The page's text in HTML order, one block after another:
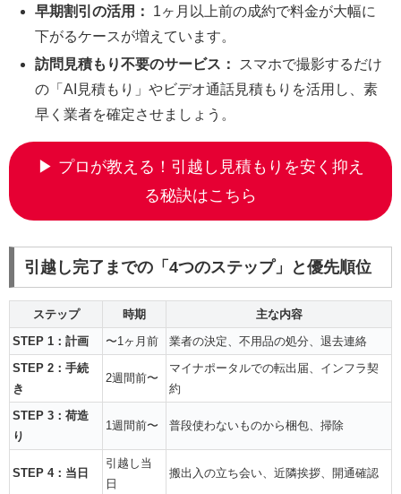
早期割引の活用：
1ヶ月以上前の成約で料金が大幅に
下がるケースが増えています。
訪問見積もり不要のサービス：
スマホで撮影するだけ
の「AI見積もり」やビデオ通話見積もりを活用し、素
早く業者を確定させましょう。
▶ プロが教える！引越し見積もりを安く抑え
る秘訣はこちら
引越し完了までの「4つのステップ」と優先順位
ステップ 時期
主な内容
STEP 1：計画
〜1ヶ月前
業者の決定、不用品の処分、退去連絡
STEP 2：手続
き
2週間前〜
マイナポータルでの転出届、インフラ契
約
STEP 3：荷造
り
1週間前〜 普段使わないものから梱包、掃除
STEP 4：当日
引越し当
日
搬出入の立ち会い、近隣挨拶、開通確認